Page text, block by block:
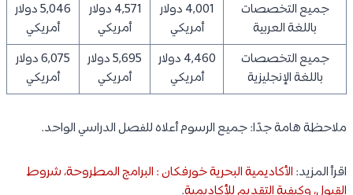
جميع التخصصات
باللغة العربية
4,001 دولار
أمريكي
4,571 دولار
أمريكي
5,046 دولار
أمريكي
جميع التخصصات
باللغة الإنجليزية
4,460 دولار
أمريكي
5,695 دولار
أمريكي
6,075 دولار
أمريكي
ملاحظة هامة جدًا: جميع الرسوم أعلاه للفصل الدراسي الواحد.
اقرأ المزيد: الأكاديمية البحرية خورفكان : البرامج المطروحة، شروط